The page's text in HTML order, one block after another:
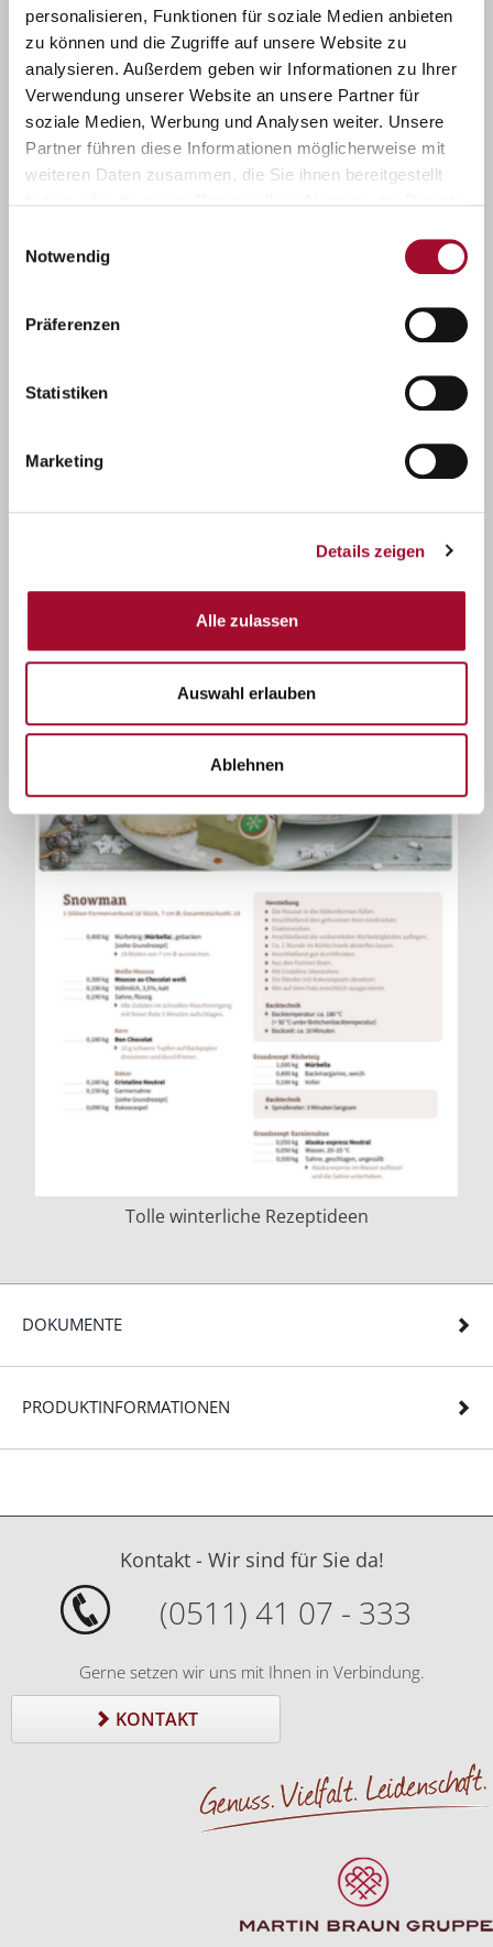
personalisieren, Funktionen für soziale Medien anbieten
zu können und die Zugriffe auf unsere Website zu
analysieren. Außerdem geben wir Informationen zu Ihrer
Verwendung unserer Website an unsere Partner für
soziale Medien, Werbung und Analysen weiter. Unsere
Partner führen diese Informationen möglicherweise mit
weiteren Daten zusammen, die Sie ihnen bereitgestellt
Notwendig
Präferenzen
Statistiken
Marketing
Details zeigen
Alle zulassen
Auswahl erlauben
Ablehnen
Tolle winterliche Rezeptideen
DOKUMENTE
PRODUKTINFORMATIONEN
Kontakt - Wir sind für Sie da!
(0511) 41 07 - 333
Gerne setzen wir uns mit Ihnen in Verbindung.
KONTAKT